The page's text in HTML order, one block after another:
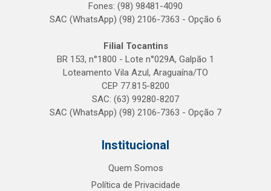
Fones: (98) 98481-4090
SAC (WhatsApp) (98) 2106-7363 - Opção 6
Filial Tocantins
BR 153, n°1800 - Lote n°029A, Galpão 1
Loteamento Vila Azul, Araguaína/TO
CEP 77.815-8200
SAC: (63) 99280-8207
SAC (WhatsApp) (98) 2106-7363 - Opção 7
Institucional
Quem Somos
Política de Privacidade